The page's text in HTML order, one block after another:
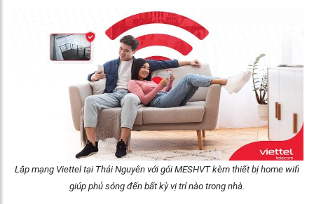
Lắp mạng Viettel tại Thái Nguyên với gói MESHVT kèm thiết bị home wifi
giúp phủ sóng đến bất kỳ vị trí nào trong nhà.